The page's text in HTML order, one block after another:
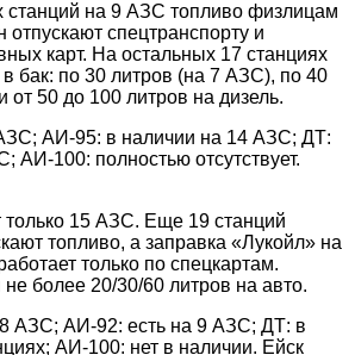
станций на 9 АЗС топливо физлицам
отпускают спецтранспорту и
карт. На остальных 17 станциях
бак: по 30 литров (на 7 АЗС), по 40
от 50 до 100 литров на дизель.
АИ-95: в наличии на 14 АЗС; ДТ:
АИ-100: полностью отсутствует.
только 15 АЗС. Еще 19 станций
топливо, а заправка «Лукойл» на
только по спецкартам.
более 20/30/60 литров на авто.
АЗС; АИ-92: есть на 9 АЗС; ДТ: в
АИ-100: нет в наличии. Ейск